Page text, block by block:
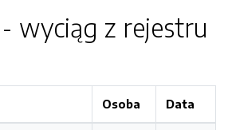
wyciąg z rejestru
Osoba Data